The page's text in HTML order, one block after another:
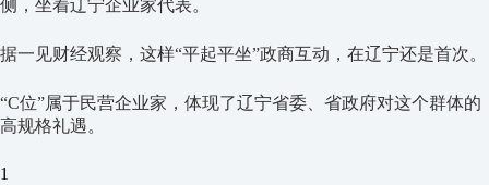
侧，坐着辽宁企业家代表。
据一见财经观察，这样“平起平坐”政商互动，在辽宁还是首次。
“C位”属于民营企业家，体现了辽宁省委、省政府对这个群体的
高规格礼遇。
1